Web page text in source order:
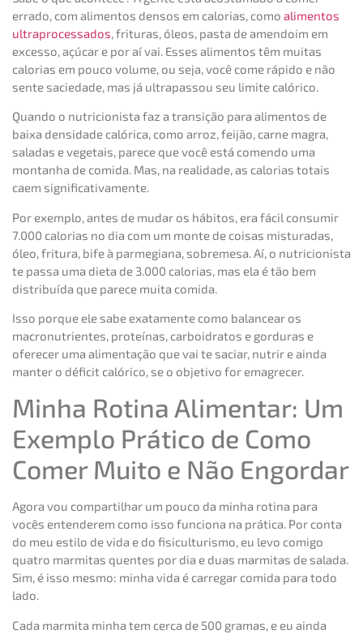
errado, com alimentos densos em calorias, como alimentos
ultraprocessados, frituras, óleos, pasta de amendoim em
excesso, açúcar e por aí vai. Esses alimentos têm muitas
calorias em pouco volume, ou seja, você come rápido e não
sente saciedade, mas já ultrapassou seu limite calórico.
Quando o nutricionista faz a transição para alimentos de
baixa densidade calórica, como arroz, feijão, carne magra,
saladas e vegetais, parece que você está comendo uma
montanha de comida. Mas, na realidade, as calorias totais
caem significativamente.
Por exemplo, antes de mudar os hábitos, era fácil consumir
7.000 calorias no dia com um monte de coisas misturadas,
óleo, fritura, bife à parmegiana, sobremesa. Aí, o nutricionista
te passa uma dieta de 3.000 calorias, mas ela é tão bem
distribuída que parece muita comida.
Isso porque ele sabe exatamente como balancear os
macronutrientes, proteínas, carboidratos e gorduras e
oferecer uma alimentação que vai te saciar, nutrir e ainda
manter o déficit calórico, se o objetivo for emagrecer.
Minha Rotina Alimentar: Um
Exemplo Prático de Como
Comer Muito e Não Engordar
Agora vou compartilhar um pouco da minha rotina para
vocês entenderem como isso funciona na prática. Por conta
do meu estilo de vida e do fisiculturismo, eu levo comigo
quatro marmitas quentes por dia e duas marmitas de salada.
Sim, é isso mesmo: minha vida é carregar comida para todo
lado.
Cada marmita minha tem cerca de 500 gramas, e eu ainda